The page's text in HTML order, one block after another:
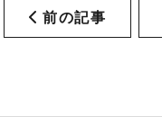
前の記事